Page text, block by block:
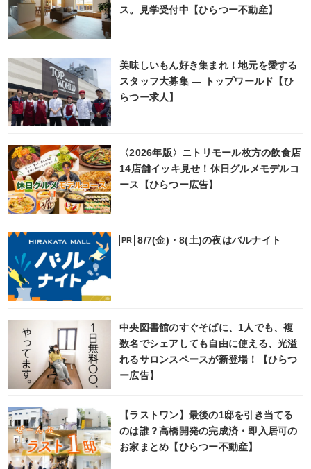
ス。見学受付中【ひらつー不動産】
美味しいもん好き集まれ！地元を愛する
スタッフ大募集 ― トップワールド【ひ
らつー求人】
〈2026年版〉ニトリモール枚方の飲食店
14店舗イッキ見せ！休日グルメモデルコ
ース【ひらつー広告】
PR 8/7(金)・8(土)の夜はバルナイト
中央図書館のすぐそばに、1人でも、複
数名でシェアしても自由に使える、光溢
れるサロンスペースが新登場！【ひらつ
ー広告】
【ラストワン】最後の1邸を引き当てる
のは誰？高橋開発の完成済・即入居可の
お家まとめ【ひらつー不動産】